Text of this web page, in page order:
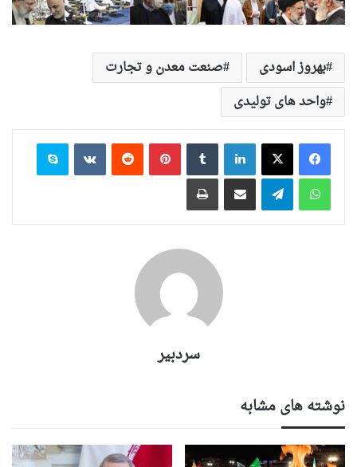
بهروز اسودی
صنعت معدن و تجارت
واحد های تولیدی
لینکدین ‫تامبلر ‫پین‌ترست‫رددیت ‫VKontakteاسکایپ
واتس آپ
تلگرام اشتراک گذاری از طریق ایمیل چاپ
سردبیر
نوشته های مشابه